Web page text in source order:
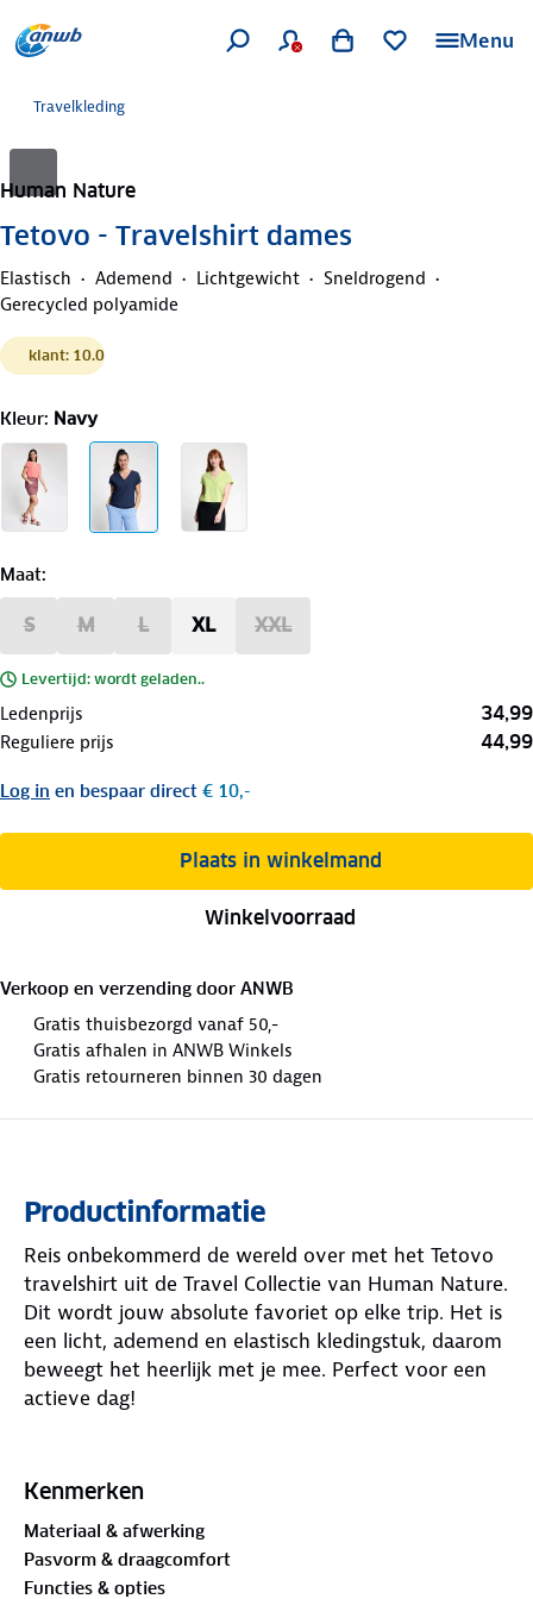
Menu
Travelkleding
Human Nature
Tetovo - Travelshirt dames
Elastisch Ademend Lichtgewicht
Sneldrogend
Gerecycled polyamide
klant: 10.0
Kleur: Navy
Maat:
S M L XL XXL
Levertijd: wordt geladen..
Ledenprijs 34,99
Reguliere prijs 44,99
Log in en bespaar direct € 10,-
Plaats in winkelmand
Winkelvoorraad
Verkoop en verzending door ANWB
Gratis thuisbezorgd vanaf 50,-
Gratis afhalen in ANWB Winkels
Gratis retourneren binnen 30 dagen
Productinformatie
Reis onbekommerd de wereld over met het Tetovo
travelshirt uit de Travel Collectie van Human Nature.
Dit wordt jouw absolute favoriet op elke trip. Het is
een licht, ademend en elastisch kledingstuk, daarom
beweegt het heerlijk met je mee. Perfect voor een
actieve dag!
onverwachte plensbui is het binnen een mum van
mouwen en een flatterende V-hals oogt bovendien
altijd verzorgd. Een extra pluspunt: het travelshirt
Kenmerken
Materiaal & afwerking
Pasvorm & draagcomfort
Functies & opties